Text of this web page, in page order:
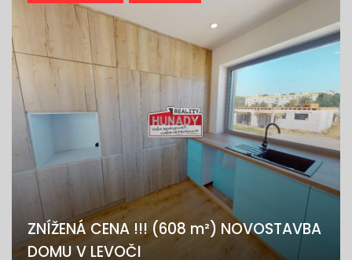
ZNÍŽENÁ CENA !!! (608 m²) NOVOSTAVBA
DOMU V LEVOČI